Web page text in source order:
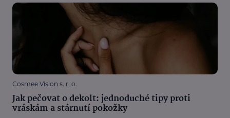
Cosmee Vision s. r. o.
Jak pečovat o dekolt: jednoduché tipy proti
vráskám a stárnutí pokožky